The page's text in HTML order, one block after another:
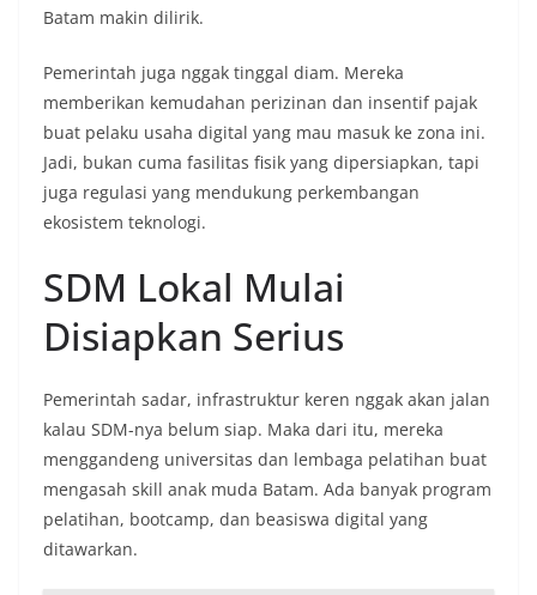
Batam makin dilirik.
Pemerintah juga nggak tinggal diam. Mereka
memberikan kemudahan perizinan dan insentif pajak
buat pelaku usaha digital yang mau masuk ke zona ini.
Jadi, bukan cuma fasilitas fisik yang dipersiapkan, tapi
juga regulasi yang mendukung perkembangan
ekosistem teknologi.
SDM Lokal Mulai
Disiapkan Serius
Pemerintah sadar, infrastruktur keren nggak akan jalan
kalau SDM-nya belum siap. Maka dari itu, mereka
menggandeng universitas dan lembaga pelatihan buat
mengasah skill anak muda Batam. Ada banyak program
pelatihan, bootcamp, dan beasiswa digital yang
ditawarkan.